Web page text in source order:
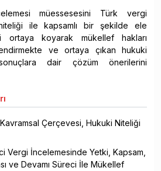
müessesesini Türk vergi
ile kapsamlı bir şekilde ele
ortaya koyarak mükellef hakları
ve ortaya çıkan hukuki
dair çözüm önerilerini
Çerçevesi, Hukuki Niteliği
Vergi İncelemesinde Yetki, Kapsam,
ve Devamı Süreci İle Mükellef